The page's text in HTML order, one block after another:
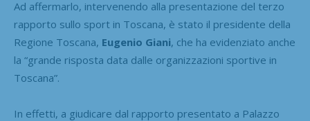
Ad affermarlo, intervenendo alla presentazione del terzo
rapporto sullo sport in Toscana, è stato il presidente della
Regione Toscana, Eugenio Giani, che ha evidenziato anche
la “grande risposta data dalle organizzazioni sportive in
Toscana”.
In effetti, a giudicare dal rapporto presentato a Palazzo